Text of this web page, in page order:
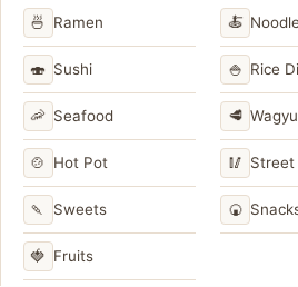
🍜 Ramen 🍝
🍣 Sushi 🍚 Rice
🦐 Seafood 🥩 Wagyu
🍲 Hot Pot 🥢 Street
🍡 Sweets 🍘
🍓 Fruits